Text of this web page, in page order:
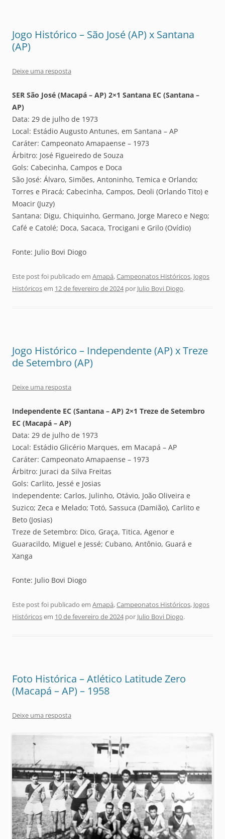
Jogo Histórico – São José (AP) x Santana
(AP)
Deixe uma resposta
SER São José (Macapá – AP) 2×1 Santana EC (Santana –
AP)
Data: 29 de julho de 1973
Local: Estádio Augusto Antunes, em Santana – AP
Caráter: Campeonato Amapaense – 1973
Árbitro: José Figueiredo de Souza
Gols: Cabecinha, Campos e Doca
São José: Álvaro, Simões, Antoninho, Temica e Orlando;
Torres e Piracá; Cabecinha, Campos, Deoli (Orlando Tito) e
Moacir (Juzy)
Santana: Digu, Chiquinho, Germano, Jorge Mareco e Nego;
Café e Catolé; Doca, Sacaca, Trocigani e Grilo (Ovídio)
Fonte: Julio Bovi Diogo
Este post foi publicado em Amapá,Campeonatos Históricos, Jogos
Históricosem 12 de fevereiro de 2024por Julio Bovi Diogo.
Jogo Histórico – Independente (AP) x Treze
de Setembro (AP)
Deixe uma resposta
Independente EC (Santana – AP) 2×1 Treze de Setembro
EC (Macapá – AP)
Data: 29 de julho de 1973
Local: Estádio Glicério Marques, em Macapá – AP
Caráter: Campeonato Amapaense – 1973
Árbitro: Juraci da Silva Freitas
Gols: Carlito, Jessé e Josias
Independente: Carlos, Julinho, Otávio, João Oliveira e
Suzico; Zeca e Melado; Totó, Sassuca (Damião), Carlito e
Beto (Josias)
Treze de Setembro: Dico, Graça, Titica, Agenor e
Guaracildo, Miguel e Jessé; Cubano, Antônio, Guará e
Xanga
Fonte: Julio Bovi Diogo
Este post foi publicado em Amapá,Campeonatos Históricos, Jogos
Históricosem 10 de fevereiro de 2024por Julio Bovi Diogo.
Foto Histórica – Atlético Latitude Zero
(Macapá – AP) – 1958
Deixe uma resposta